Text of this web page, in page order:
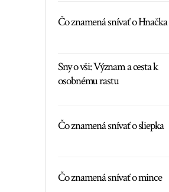
Čo znamená snívať o Hnačka
Sny o vši: Význam a cesta k
osobnému rastu
Čo znamená snívať o sliepka
Čo znamená snívať o mince